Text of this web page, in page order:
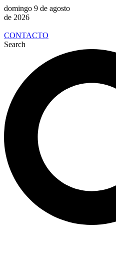
domingo 9 de agosto
de 2026
CONTACTO
Search